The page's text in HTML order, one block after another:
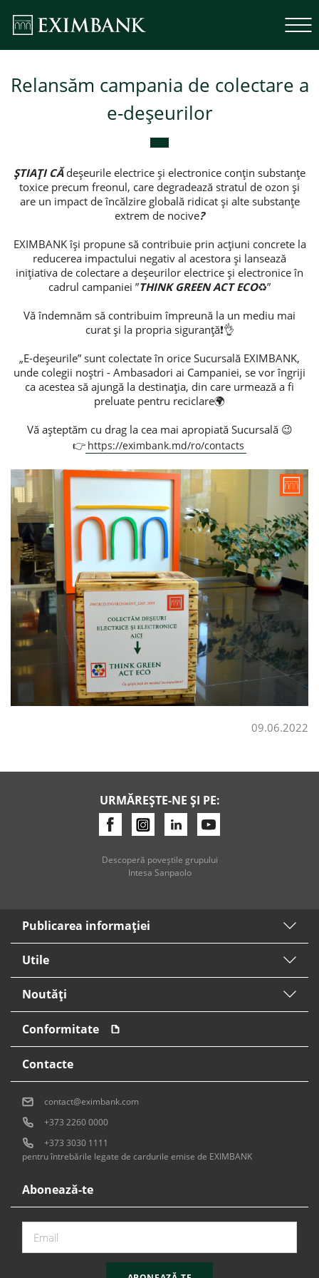
Credite ipotecare
Relansăm campania de colectare a
e-deșeurilor
ȘTIAȚI CĂdeșeurile electrice și electronice conțin substanțe
toxice precum freonul, care degradează stratul de ozon și
are un impact de încălzire globală ridicat și alte substanțe
extrem de nocive?
EXIMBANK își propune să contribuie prin acțiuni concrete la
reducerea impactului negativ al acestora și lansează
inițiativa de colectare a deșeurilor electrice și electronice în
cadrul campaniei ”THINK GREEN ACT ECO♻️”
Vă îndemnăm să contribuim împreună la un mediu mai
curat și la propria siguranță❗️👌
„E-deșeurile” sunt colectate în orice Sucursală EXIMBANK,
unde colegii noștri - Ambasadori ai Campaniei, se vor îngriji
ca acestea să ajungă la destinația, din care urmează a fi
preluate pentru reciclare🌍
Vă așteptăm cu drag la cea mai apropiată Sucursală 😉
👉 https://eximbank.md/ro/contacts
09.06.2022
URMĂREȘTE-NE ȘI PE:
Descoperă poveştile grupului
Intesa Sanpaolo
Publicarea informaţiei
Utile
Noutăți
Conformitate
Abonează-te
Contacte
contact@eximbank.com
+373 2260 0000
+373 3030 1111
pentru întrebările legate de cardurile emise de EXIMBANK